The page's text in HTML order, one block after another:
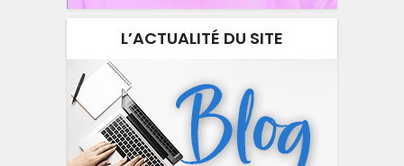
L’ACTUALITÉ DU SITE